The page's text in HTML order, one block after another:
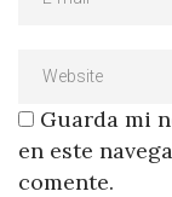
Guarda mi
en este
comente.